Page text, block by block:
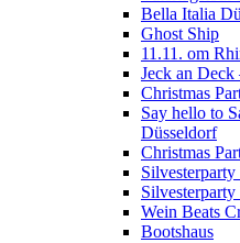
Bella Italia
Ghost Ship
11.11. om
Jeck an Deck
Christmas
Say hello to
Düsseldorf
Christmas
Wein Beats
Bootshaus